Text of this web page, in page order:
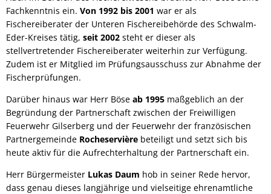
Fachkenntnis ein. Von 1992 bis 2001 war er als
Fischereiberater der Unteren Fischereibehörde des Schwalm-
Eder-Kreises tätig, seit 2002 steht er dieser als
stellvertretender Fischereiberater weiterhin zur Verfügung.
Zudem ist er Mitglied im Prüfungsausschuss zur Abnahme der
Fischerprüfungen.
Darüber hinaus war Herr Böse ab 1995 maßgeblich an der
Begründung der Partnerschaft zwischen der Freiwilligen
Feuerwehr Gilserberg und der Feuerwehr der französischen
Partnergemeinde Rocheservière beteiligt und setzt sich bis
heute aktiv für die Aufrechterhaltung der Partnerschaft ein.
Herr Bürgermeister Lukas Daum hob in seiner Rede hervor,
dass genau dieses langjährige und vielseitige ehrenamtliche